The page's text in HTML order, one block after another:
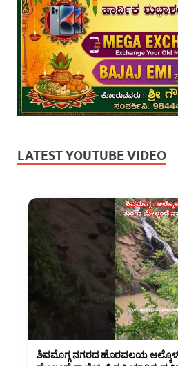
LATEST YOUTUBE VIDEO
ಶಿವಮೊಗ್ಗ ನಗರದ ಹೊರವಲಯ